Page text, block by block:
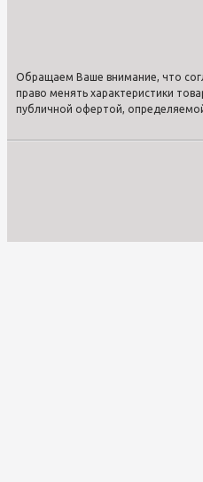
Обращаем Ваше внимание, что
право менять характеристики
публичной офертой,